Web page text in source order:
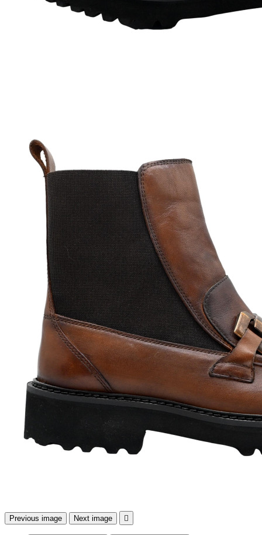
Previous image Next image 